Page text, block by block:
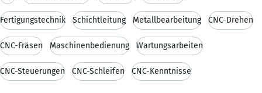
Fertigungstechnik Schichtleitung Metallbearbeitung CNC-Drehen
CNC-Fräsen Maschinenbedienung Wartungsarbeiten
CNC-Steuerungen CNC-Schleifen CNC-Kenntnisse